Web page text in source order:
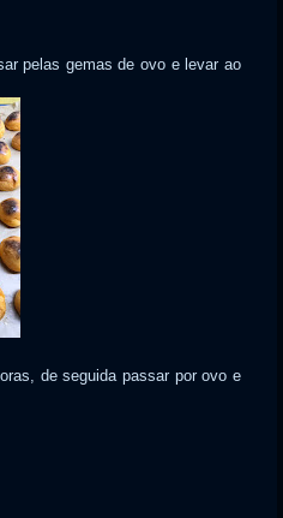
pelas gemas de ovo e levar ao
de seguida passar por ovo e